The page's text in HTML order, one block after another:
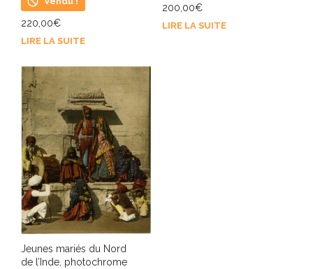
220,00€
LIRE LA SUITE
200,00€
LIRE LA SUITE
Jeunes mariés du Nord
de l’Inde, photochrome